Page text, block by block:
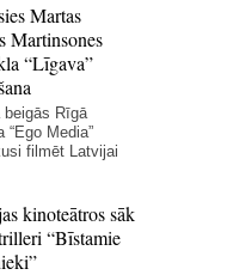
Martas
Martinsones
“Līgava”
beigās Rīgā
“Ego Media”
filmēt Latvijai
kinoteātros sāk
“Bīstamie